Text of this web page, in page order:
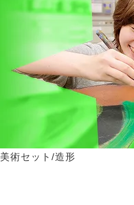
美術セット/造形